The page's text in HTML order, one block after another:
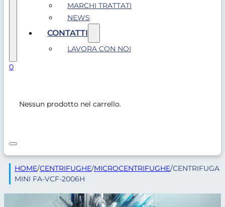
MARCHI TRATTATI
NEWS
CONTATTI
LAVORA CON NOI
0
Nessun prodotto nel carrello.
HOME/CENTRIFUGHE/MICROCENTRIFUGHE/CENTRIFUGA
MINI FA-VCF-2006H